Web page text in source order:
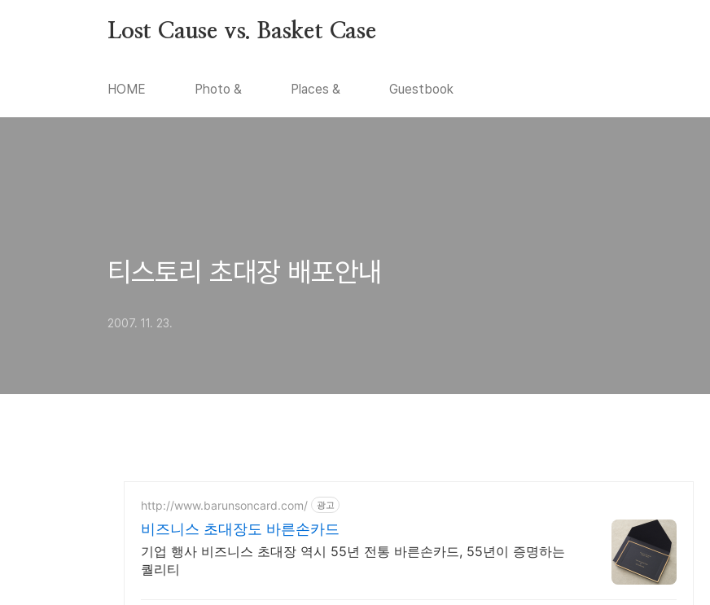
Lost Cause vs. Basket Case
HOME Photo & Places & Guestbook
티스토리 초대장 배포안내
2007. 11. 23.
http://www.barunsoncard.com/ 광고
비즈니스 초대장도 바른손카드
기업 행사 비즈니스 초대장 역시 55년 전통 바른손카드, 55년이 증명하는
퀄리티